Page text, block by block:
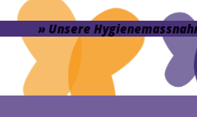
» Unsere